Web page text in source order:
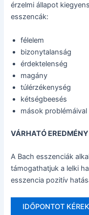
érzelmi állapot
esszencák:
félelem
bizonytalanság
érdektelenség
magány
túlérzékenység
kétségbeesés
mások
VÁRHATÓ EREDMÉNY
A Bach esszenciák
támogathatjuk a lelki
esszencia pozitív
IDŐPONTOT